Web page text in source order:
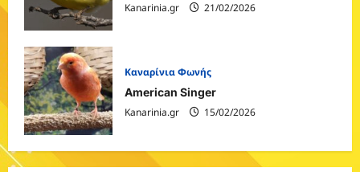
Kanarinia.gr
21/02/2026
Καναρίνια Φωνής
American Singer
Kanarinia.gr
15/02/2026